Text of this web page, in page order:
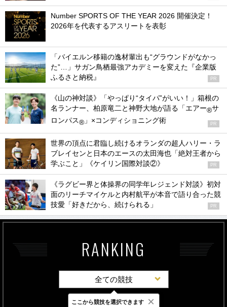
Number SPORTS OF THE YEAR 2026 開催決定！
2026年を代表するアスリートを表彰
「バイエルン移籍の逸材輩出も“グラウンドがなかっ
た”…」サガン鳥栖最強アカデミーを変えた『企業版
ふるさと納税』
PR
《山の神対談》「やっぱり“タイパ”がいい！」箱根の
名ランナー、柏原竜二と神野大地が語る「エアー®サ
ロンパス® 」×コンディショニング術 PR
世界の頂点に君臨し続けるオランダの超人ハリー・ラ
ブレイセンと日本のエースの太田海也「絶対王者から
学ぶこと」《ケイリン国際対談②》
PR
《ラグビー界と体操界の同学年レジェンド対談》初対
面のリーチマイケルと内村航平が本音で語り合った競
技愛「好きだから、続けられる」
PR
RANKING
全ての競技
最新 24時間 週間
ここから競技を選択できます ×